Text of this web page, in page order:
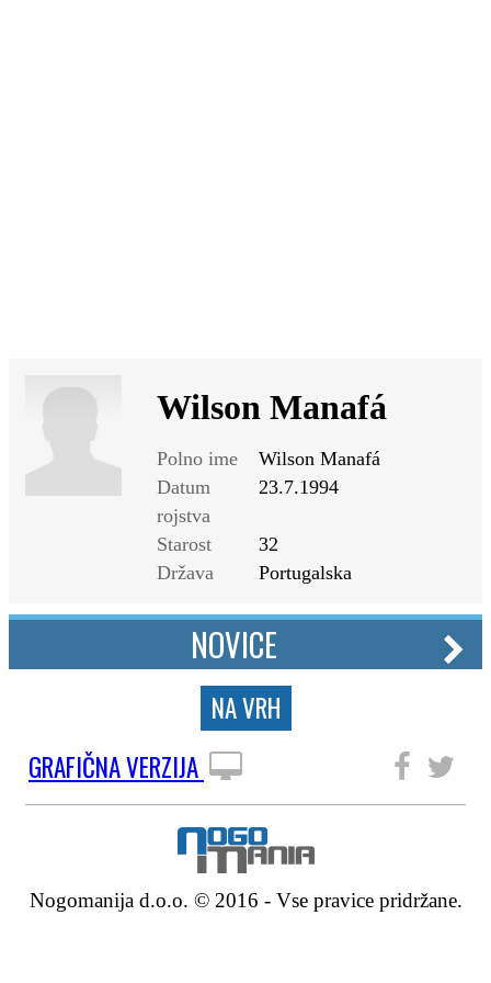
Wilson Manafá
Polno ime
Wilson Manafá
Datum
rojstva
23.7.1994
Starost
32
Država
Portugalska
NOVICE
NA VRH
GRAFIČNA VERZIJA
Nogomanija d.o.o. © 2016 - Vse pravice pridržane.